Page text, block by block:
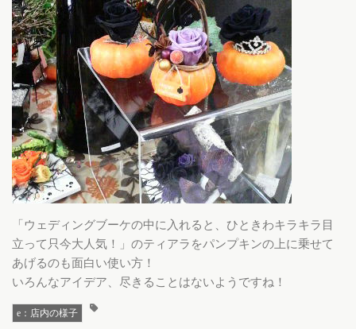
「ウェディングブーケの中に入れると、ひときわキラキラ目
立って只今大人気！」のティアラをパンプキンの上に乗せて
あげるのも面白い使い方！
いろんなアイデア、尽きることはないようですね！
e：店内の様子